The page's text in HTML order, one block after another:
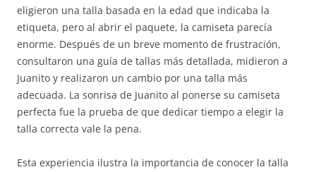
eligieron una talla basada en la edad que indicaba la
etiqueta, pero al abrir el paquete, la camiseta parecía
enorme. Después de un breve momento de frustración,
consultaron una guía de tallas más detallada, midieron a
Juanito y realizaron un cambio por una talla más
adecuada. La sonrisa de Juanito al ponerse su camiseta
perfecta fue la prueba de que dedicar tiempo a elegir la
talla correcta vale la pena.
Esta experiencia ilustra la importancia de conocer la talla